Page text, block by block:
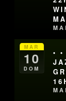
MAR
10
DOM
•